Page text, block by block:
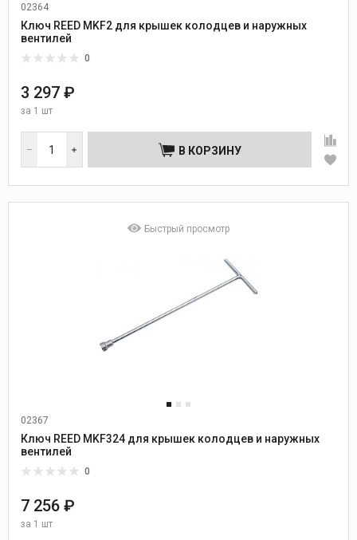
02364
Ключ REED MKF2 для крышек колодцев и наружных
вентилей
0
3 297 ₽
за 1 шт
В КОРЗИНУ
Быстрый просмотр
02367
Ключ REED MKF324 для крышек колодцев и наружных
вентилей
0
7 256 ₽
за 1 шт